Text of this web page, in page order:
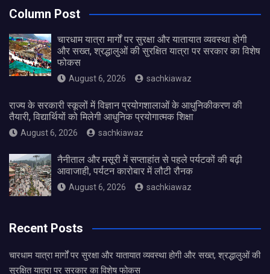
Column Post
चारधाम यात्रा मार्गों पर सुरक्षा और यातायात व्यवस्था होगी
और सख्त, श्रद्धालुओं की सुरक्षित यात्रा पर सरकार का विशेष
फोकस
August 6, 2026 sachkiawaz
राज्य के सरकारी स्कूलों में विज्ञान प्रयोगशालाओं के आधुनिकीकरण की
तैयारी, विद्यार्थियों को मिलेगी आधुनिक प्रयोगात्मक शिक्षा
August 6, 2026 sachkiawaz
नैनीताल और मसूरी में सप्ताहांत से पहले पर्यटकों की बढ़ी
आवाजाही, पर्यटन कारोबार में लौटी रौनक
August 6, 2026 sachkiawaz
Recent Posts
चारधाम यात्रा मार्गों पर सुरक्षा और यातायात व्यवस्था होगी और सख्त, श्रद्धालुओं की
सुरक्षित यात्रा पर सरकार का विशेष फोकस